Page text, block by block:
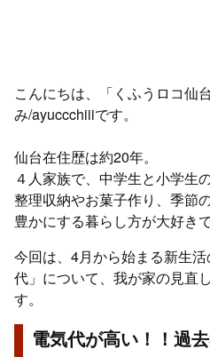
こんにちは、「くふうロコ仙
み/ayuccchiiiです。
仙台在住歴は約20年。
４人家族で、中学生と小学生
整理収納やお菓子作り、季節
豊かにする暮らし方が大好きで
今回は、4月から始まる新生
代」について、我が家の見直
す。
電気代が高い！！過